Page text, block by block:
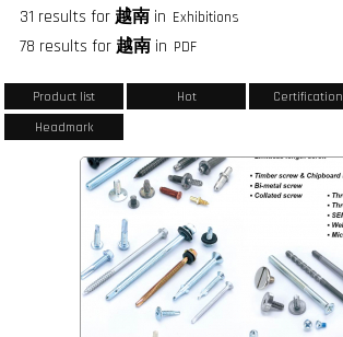
31 results for越南in Exhibitions
78 results for越南in PDF
Product list Hot
Certification
Headmark